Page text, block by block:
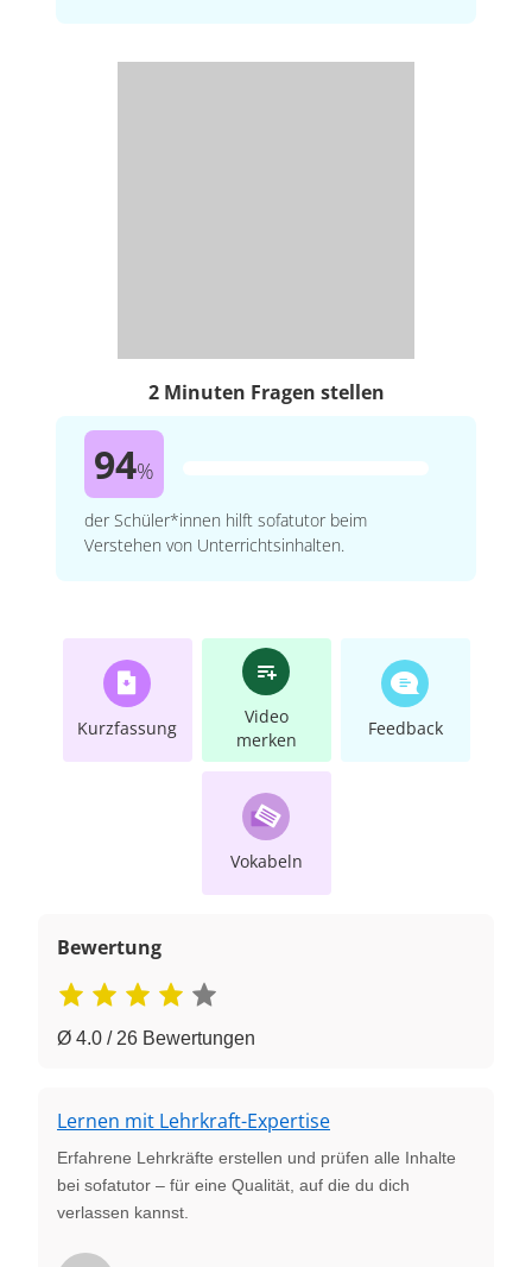
2 Minuten Fragen stellen
94%
der Schüler*innen hilft sofatutor beim
Verstehen von Unterrichtsinhalten.
Kurzfassung
Video
merken
Feedback
Vokabeln
Bewertung
Ø 4.0 / 26 Bewertungen
Lernen mit Lehrkraft-Expertise
Erfahrene Lehrkräfte erstellen und prüfen alle Inhalte
bei sofatutor – für eine Qualität, auf die du dich
verlassen kannst.